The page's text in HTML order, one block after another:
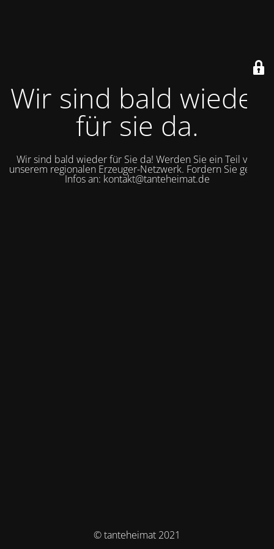
Wir sind bald wieder
für sie da.
Wir sind bald wieder für Sie da! Werden Sie ein Teil von
unserem regionalen Erzeuger-Netzwerk. Fordern Sie gerne
Infos an: kontakt@tanteheimat.de
© tanteheimat 2021